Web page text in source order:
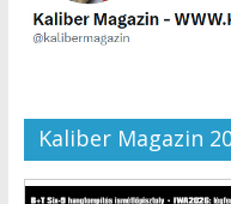
Kaliber Magazin